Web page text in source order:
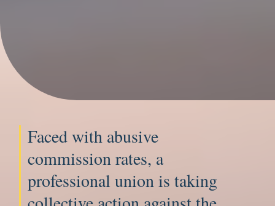
Faced with abusive
commission rates, a
professional union is taking